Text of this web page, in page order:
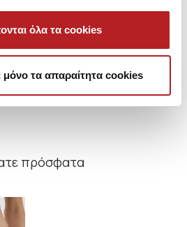
όλα τα cookies
μόνο τα απαραίτητα cookies
Cozy Rib TENCEL™ Modal
Γυναικείο Rio Σλιπ
πρόσφατα